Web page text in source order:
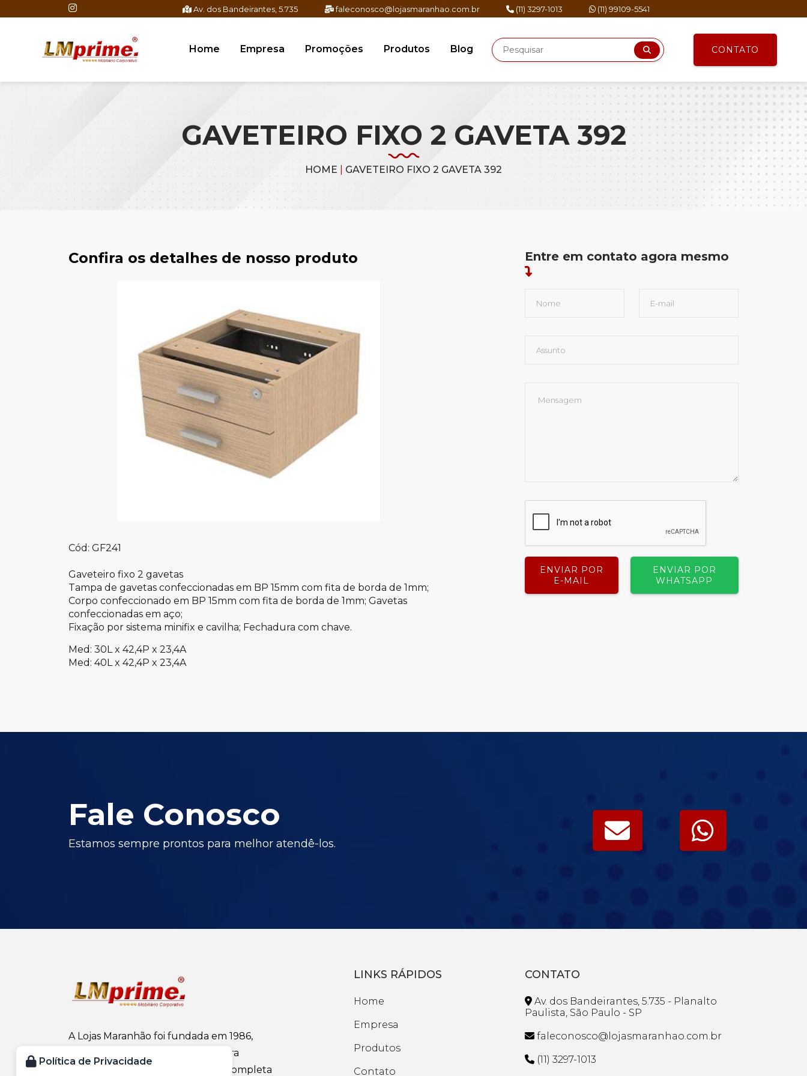
Av. dos Bandeirantes, 5.735 faleconosco@lojasmaranhao.com.br (11) 3297-1013 (11) 99109-5541
Home Empresa Promoções Produtos Blog CONTATO
GAVETEIRO FIXO 2 GAVETA 392
HOME GAVETEIRO FIXO 2 GAVETA 392
Confira os detalhes de nosso produto
Cód: GF241
Gaveteiro fixo 2 gavetas
Tampa de gavetas confeccionadas em BP 15mm com fita de borda de 1mm;
Corpo confeccionado em BP 15mm com fita de borda de 1mm; Gavetas
confeccionadas em aço;
Fixação por sistema minifix e cavilha; Fechadura com chave.
Med: 30L x 42,4P x 23,4A
Med: 40L x 42,4P x 23,4A
Entre em contato agora mesmo
ENVIAR POR
E-MAIL
ENVIAR POR
WHATSAPP
Fale Conosco
Estamos sempre prontos para melhor atendê-los.
A Lojas Maranhão foi fundada em 1986,
atuando no ramo de mobiliário para
escritório, oferecendo uma linha completa
LINKS RÁPIDOS
Home
Empresa
Produtos
Contato
CONTATO
Av. dos Bandeirantes, 5.735 - Planalto
Paulista, São Paulo - SP
faleconosco@lojasmaranhao.com.br
(11) 3297-1013
Política de Privacidade